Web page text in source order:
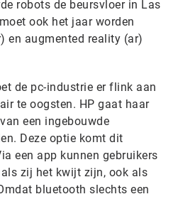
robots de beursvloer in Las
ook het jaar worden
en augmented reality (ar)
de pc-industrie er flink aan
te oogsten. HP gaat haar
een ingebouwde
Deze optie komt dit
een app kunnen gebruikers
zij het kwijt zijn, ook als
bluetooth slechts een